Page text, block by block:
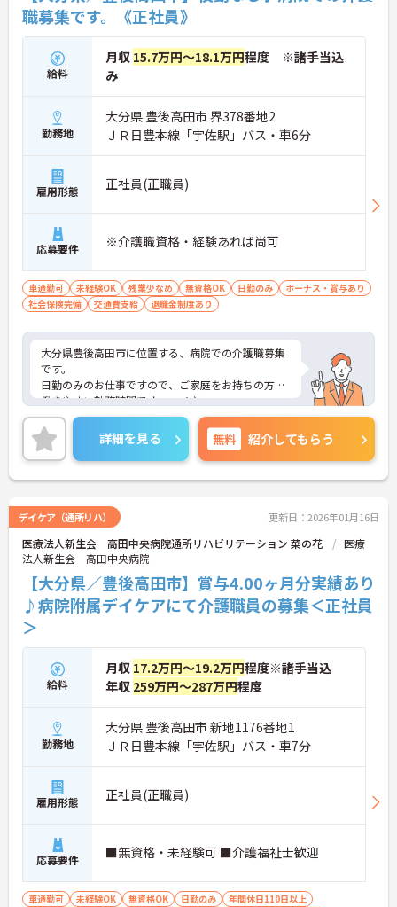
職募集です。《正社員》
給料
月収 15.7万円～18.1万円程度 ※諸手当込
み
勤務地
大分県 豊後高田市 界378番地2
ＪＲ日豊本線「宇佐駅」バス・車6分
雇用形態 正社員(正職員)
応募要件 ※介護職資格・経験あれば尚可
車通勤可 未経験OK 残業少なめ 無資格OK 日勤のみ
ボーナス・賞与あり
社会保険完備
交通費支給 退職金制度あり
大分県豊後高田市に位置する、病院での介護職募集
です。
日勤のみのお仕事ですので、ご家庭をお持ちの方も
働きやすい勤務時間でオススメ♪
退職金制度やマイカー通勤可等、各種福利厚生も充
実しておりますので長く安定した勤務が可能です。
ご興味ある方には、面接対策ポイントなど、さらに
詳細をお話しいたしますのでお気軽にご相談くださ
い。
詳細を見る 無料 紹介してもらう
デイケア（通所リハ） 更新日：2026年01月16日
医療法人新生会 高田中央病院通所リハビリテーション 菜の花
医療
法人新生会 高田中央病院
【大分県／豊後高田市】賞与4.00ヶ月分実績あり
♪病院附属デイケアにて介護職員の募集＜正社員
＞
給料
月収 17.2万円～19.2万円程度※諸手当込
年収 259万円～287万円程度
勤務地
大分県 豊後高田市 新地1176番地1
ＪＲ日豊本線「宇佐駅」バス・車7分
雇用形態 正社員(正職員)
応募要件 ■無資格・未経験可 ■介護福祉士歓迎
車通勤可 未経験OK 無資格OK 日勤のみ
年間休日110日以上